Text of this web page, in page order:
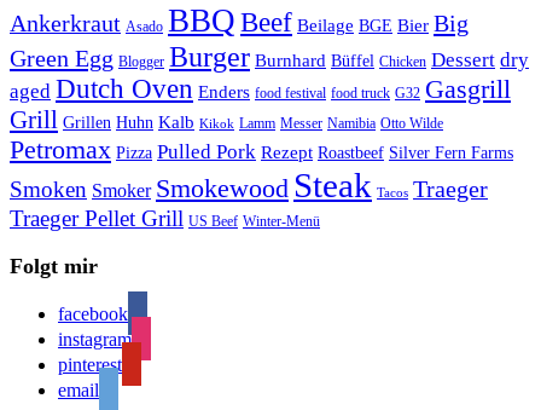
Ankerkraut Asado BBQBeef Beilage BGE Bier Big
Green Egg Blogger Burger Burnhard Büffel Chicken Dessert dry
aged Dutch Oven Enders food festival food truck G32 Gasgrill
Grill Grillen Huhn Kalb Kikok Lamm Messer Namibia Otto Wilde
Petromax Pizza Pulled Pork Rezept Roastbeef Silver Fern Farms
Smoken Smoker Smokewood Steak Tacos Traeger
Traeger Pellet Grill US Beef Winter-Menü
Folgt mir
facebook
instagram
pinterest
email